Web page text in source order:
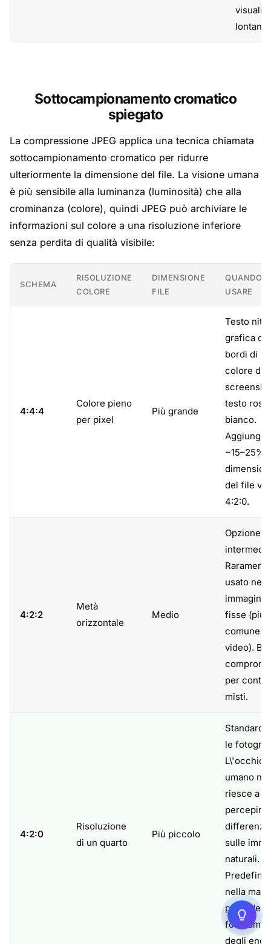
Sottocampionamento cromatico
spiegato
La compressione JPEG applica una tecnica chiamata
sottocampionamento cromatico per ridurre
ulteriormente la dimensione del file. La visione umana
è più sensibile alla luminanza (luminosità) che alla
crominanza (colore), quindi JPEG può archiviare le
informazioni sul colore a una risoluzione inferiore
senza perdita di qualità visibile:
SCHEMA
RISOLUZIONE
COLORE
DIMENSIONE
FILE
QUANDO
USARE
4:4:4
Colore pieno
per pixel
Più grande
Testo
grafica
bordi di
colore
testo
bianco.
Aggiunge
~15–25%
del file vs
4:2:0.
4:2:2
Metà
orizzontale
Medio
Opzione
Raramente
usato
immagini
fisse (più
comune
video).
per
misti.
4:2:0
Risoluzione
di un quarto
Più piccolo
Standard
le
L\'occhio
umano
riesce a
percepire
differenza
sulle
naturali.
nella
parte delle
degli